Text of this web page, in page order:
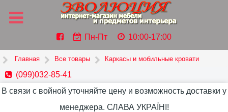
Пн-Пт 10:00-17:00
Главная Все товары Каркасы и мобильные кровати
(099)032-85-41
В связи с войной уточняйте цену и возможность доставки у
менеджера. СЛАВА УКРАЇНІ!